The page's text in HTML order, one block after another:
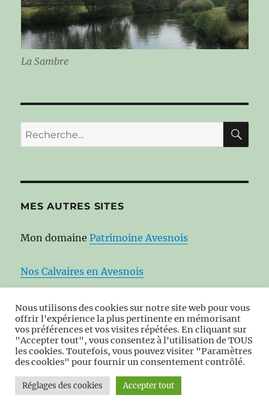
La Sambre
Recherche
pour :
MES AUTRES SITES
Mon domainePatrimoine Avesnois
Nos Calvaires en Avesnois
Sur les chemins de nos oratoires, et de chapelle
en chapelle en Avesnois
Moulins en Avesnois au fil de l’eau
Nos kiosques en Avesnois
Nous utilisons des cookies sur notre site web pour vous
offrir l'expérience la plus pertinente en mémorisant
vos préférences et vos visites répétées. En cliquant sur
"Accepter tout", vous consentez à l'utilisation de TOUS
les cookies. Toutefois, vous pouvez visiter "Paramètres
des cookies" pour fournir un consentement contrôlé.
Réglages des cookies Accepter tout